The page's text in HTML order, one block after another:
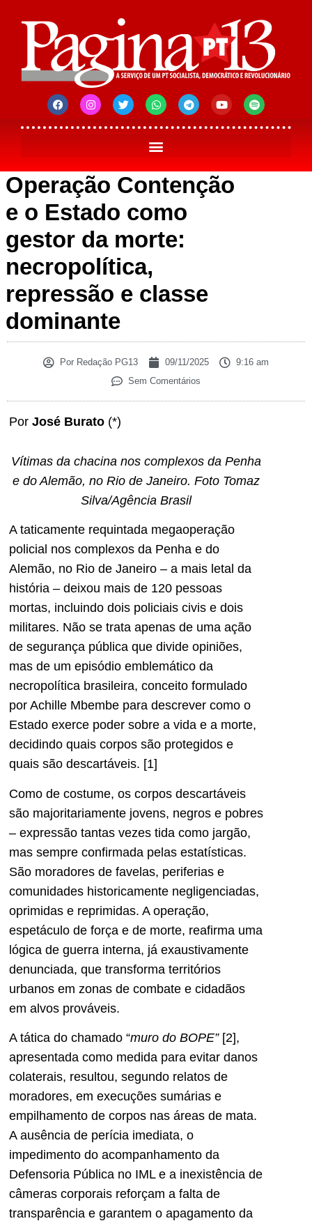
Operação Contenção
e o Estado como
gestor da morte:
necropolítica,
repressão e classe
dominante
Por Redação PG13 09/11/2025
9:16 am
Sem Comentários
Por José Burato (*)
Vítimas da chacina nos complexos da Penha
e do Alemão, no Rio de Janeiro. Foto Tomaz
Silva/Agência Brasil
A taticamente requintada megaoperação
policial nos complexos da Penha e do
Alemão, no Rio de Janeiro – a mais letal da
história – deixou mais de 120 pessoas
mortas, incluindo dois policiais civis e dois
militares. Não se trata apenas de uma ação
de segurança pública que divide opiniões,
mas de um episódio emblemático da
necropolítica brasileira, conceito formulado
por Achille Mbembe para descrever como o
Estado exerce poder sobre a vida e a morte,
decidindo quais corpos são protegidos e
quais são descartáveis. [1]
Como de costume, os corpos descartáveis
são majoritariamente jovens, negros e pobres
– expressão tantas vezes tida como jargão,
mas sempre confirmada pelas estatísticas.
São moradores de favelas, periferias e
comunidades historicamente negligenciadas,
oprimidas e reprimidas. A operação,
espetáculo de força e de morte, reafirma uma
lógica de guerra interna, já exaustivamente
denunciada, que transforma territórios
urbanos em zonas de combate e cidadãos
em alvos prováveis.
A tática do chamado “muro do BOPE” [2],
apresentada como medida para evitar danos
colaterais, resultou, segundo relatos de
moradores, em execuções sumárias e
empilhamento de corpos nas áreas de mata.
A ausência de perícia imediata, o
impedimento do acompanhamento da
Defensoria Pública no IML e a inexistência de
câmeras corporais reforçam a falta de
transparência e garantem o apagamento da